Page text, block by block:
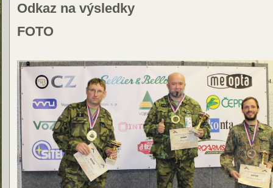
Odkaz na výsledky
FOTO